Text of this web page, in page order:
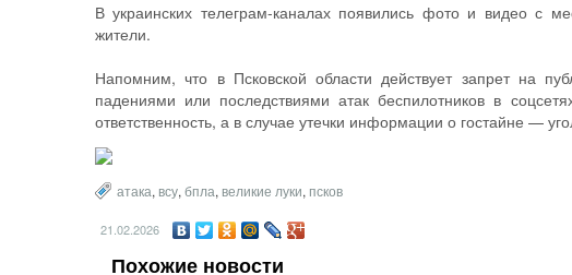
В украинских телеграм-каналах появились фото и видео с
жители.
Напомним, что в Псковской области действует запрет на
падениями или последствиями атак беспилотников в
ответственность, а в случае утечки информации о гостайне —
атака, всу, бпла, великие луки, псков
21.02.2026
Похожие новости